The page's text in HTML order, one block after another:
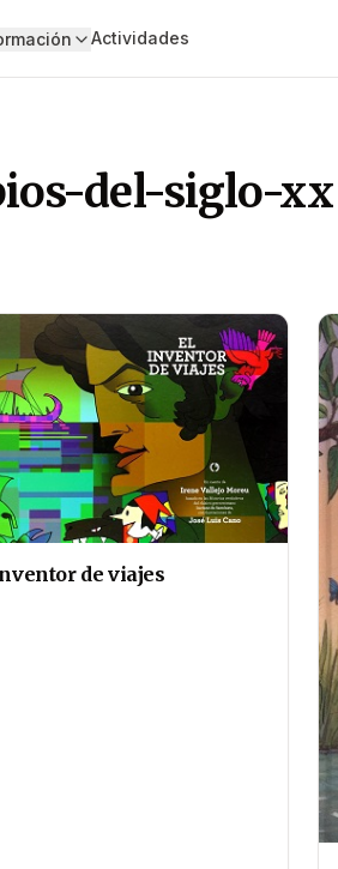
Actividades
del-siglo-xx
de viajes